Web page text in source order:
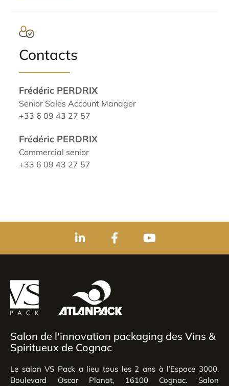
Contacts
Frédéric PERDRIX
Senior Sales Account Manager
+33 6 09 43 27 57
Frédéric PERDRIX
Commercial senior
+33 6 09 43 27 57
Salon de l'innovation packaging des Vins &
Spiritueux de Cognac
Le salon VS Pack a lieu tous les 2 ans à l’Espace 3000,
Boulevard Oscar Planat, 16100 Cognac. Salon